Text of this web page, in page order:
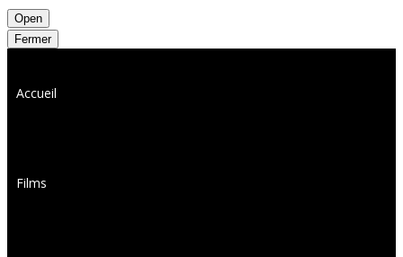
Open
Fermer
Accueil
Films